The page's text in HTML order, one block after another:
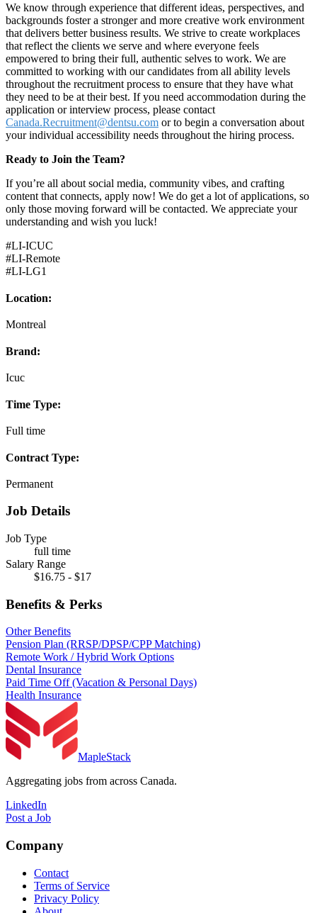
We know through experience that different ideas, perspectives, and
backgrounds foster a stronger and more creative work environment
that delivers better business results. We strive to create workplaces
that reflect the clients we serve and where everyone feels
empowered to bring their full, authentic selves to work. We are
committed to working with our candidates from all ability levels
throughout the recruitment process to ensure that they have what
they need to be at their best. If you need accommodation during the
application or interview process, please contact
Canada.Recruitment@dentsu.com or to begin a conversation about
your individual accessibility needs throughout the hiring process.
Ready to Join the Team?
If you’re all about social media, community vibes, and crafting
content that connects, apply now! We do get a lot of applications, so
only those moving forward will be contacted. We appreciate your
understanding and wish you luck!
#LI-ICUC
#LI-Remote
#LI-LG1
Location:
Montreal
Brand:
Icuc
Time Type:
Full time
Contract Type:
Permanent
Job Details
Job Type
full time
Salary Range
$16.75 - $17
Benefits & Perks
Other Benefits
Pension Plan (RRSP/DPSP/CPP Matching)
Remote Work / Hybrid Work Options
Dental Insurance
Paid Time Off (Vacation & Personal Days)
Health Insurance
MapleStack
Aggregating jobs from across Canada.
LinkedIn
Post a Job
Company
Contact
Terms of Service
Privacy Policy